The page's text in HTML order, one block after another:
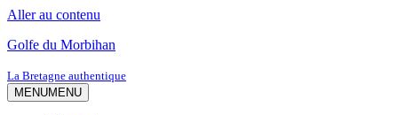
Aller au contenu
Golfe du Morbihan
La Bretagne authentique
MENUMENU